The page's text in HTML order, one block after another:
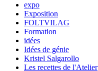
expo
Exposition
FOLTVILAG
Formation
idées
Idées de génie
Kristel Salgarollo
Les recettes de l'Atelier